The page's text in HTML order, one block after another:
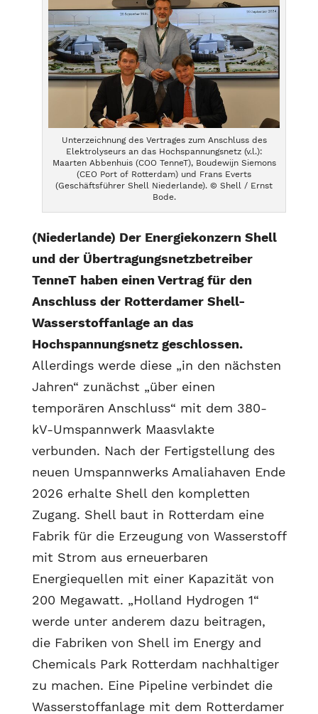
Unterzeichnung des Vertrages zum Anschluss des
Elektrolyseurs an das Hochspannungsnetz (v.l.):
Maarten Abbenhuis (COO TenneT), Boudewijn Siemons
(CEO Port of Rotterdam) und Frans Everts
(Geschäftsführer Shell Niederlande). © Shell / Ernst
Bode.
(Niederlande) Der Energiekonzern Shell
und der Übertragungsnetzbetreiber
TenneT haben einen Vertrag für den
Anschluss der Rotterdamer Shell-
Wasserstoffanlage an das
Hochspannungsnetz geschlossen.
Allerdings werde diese „in den nächsten
Jahren“ zunächst „über einen
temporären Anschluss“ mit dem 380-
kV-Umspannwerk Maasvlakte
verbunden. Nach der Fertigstellung des
neuen Umspannwerks Amaliahaven Ende
2026 erhalte Shell den kompletten
Zugang. Shell baut in Rotterdam eine
Fabrik für die Erzeugung von Wasserstoff
mit Strom aus erneuerbaren
Energiequellen mit einer Kapazität von
200 Megawatt. „Holland Hydrogen 1“
werde unter anderem dazu beitragen,
die Fabriken von Shell im Energy and
Chemicals Park Rotterdam nachhaltiger
zu machen. Eine Pipeline verbindet die
Wasserstoffanlage mit dem Rotterdamer